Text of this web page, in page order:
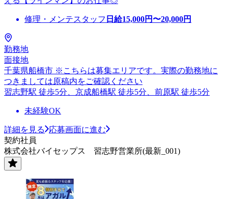
修理・メンテスタッフ 日給15,000円〜20,000円
勤務地
面接地
千葉県船橋市 ※こちらは募集エリアです。実際の勤務地に
つきましては原稿内をご確認ください
習志野駅 徒歩5分、京成船橋駅 徒歩5分、前原駅 徒歩5分
未経験OK
詳細を見る
応募画面に進む
契約社員
株式会社バイセップス 習志野営業所(最新_001)